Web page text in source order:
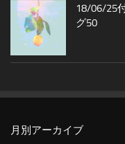
18/06/25
グ50
月別アーカイブ